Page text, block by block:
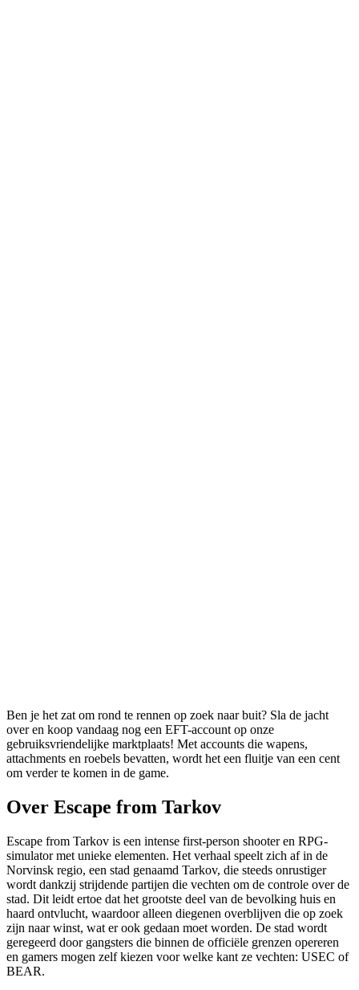
Ben je het zat om rond te rennen op zoek naar buit? Sla de jacht
over en koop vandaag nog een EFT-account op onze
gebruiksvriendelijke marktplaats! Met accounts die wapens,
attachments en roebels bevatten, wordt het een fluitje van een cent
om verder te komen in de game.
Over Escape from Tarkov
Escape from Tarkov is een intense first-person shooter en RPG-
simulator met unieke elementen. Het verhaal speelt zich af in de
Norvinsk regio, een stad genaamd Tarkov, die steeds onrustiger
wordt dankzij strijdende partijen die vechten om de controle over de
stad. Dit leidt ertoe dat het grootste deel van de bevolking huis en
haard ontvlucht, waardoor alleen diegenen overblijven die op zoek
zijn naar winst, wat er ook gedaan moet worden. De stad wordt
geregeerd door gangsters die binnen de officiële grenzen opereren
en gamers mogen zelf kiezen voor welke kant ze vechten: USEC of
BEAR.